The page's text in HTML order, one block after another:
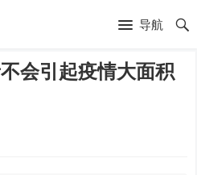
导航
会引起疫情大面积